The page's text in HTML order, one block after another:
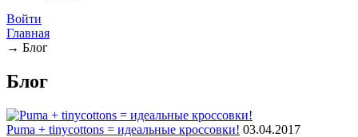
Войти
Главная
→ Блог
Блог
Puma + tinycottons = идеальные кроссовки! 03.04.2017